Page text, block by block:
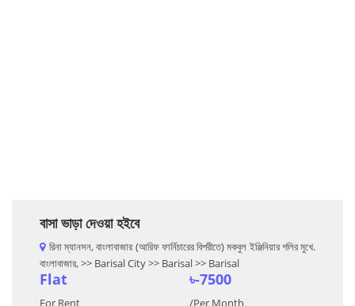
বাসা ভাড়া দেওয়া হইবে
রিনা ম্যানসন, বাংলাবাজার (আরিফ ফার্নিচারের বিপরীতে) মকবুল ইঞ্জিনিয়ার গলির মুখে.
বাংলাবাজার, >> Barisal City >> Barisal >> Barisal
Flat
For Rent
৳-7500
/Per Month